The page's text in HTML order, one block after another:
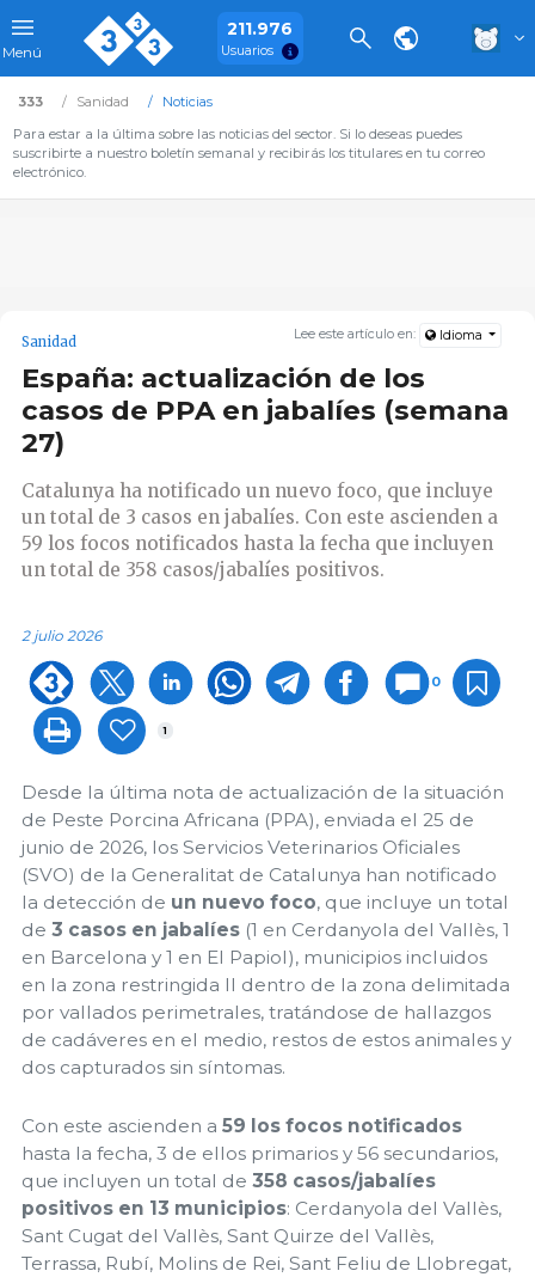
Menú
211.976
Usuarios
333 Sanidad
Noticias
Para estar a la última sobre las noticias del sector. Si lo deseas puedes
suscribirte a nuestro boletín semanal y recibirás los titulares en tu correo
electrónico.
Lee este artículo en: Idioma
Sanidad
España: actualización de los
casos de PPA en jabalíes (semana
27)
Catalunya ha notificado un nuevo foco, que incluye
un total de 3 casos en jabalíes. Con este ascienden a
59 los focos notificados hasta la fecha que incluyen
un total de 358 casos/jabalíes positivos.
2 julio 2026
0
1
Desde la última nota de actualización de la situación
de Peste Porcina Africana (PPA), enviada el 25 de
junio de 2026, los Servicios Veterinarios Oficiales
(SVO) de la Generalitat de Catalunya han notificado
la detección de un nuevo foco, que incluye un total
de 3 casos en jabalíes (1 en Cerdanyola del Vallès, 1
en Barcelona y 1 en El Papiol), municipios incluidos
en la zona restringida II dentro de la zona delimitada
por vallados perimetrales, tratándose de hallazgos
de cadáveres en el medio, restos de estos animales y
dos capturados sin síntomas.
Con este ascienden a 59 los focos notificados
hasta la fecha, 3 de ellos primarios y 56 secundarios,
que incluyen un total de 358 casos/jabalíes
positivos en 13 municipios: Cerdanyola del Vallès,
Sant Cugat del Vallès, Sant Quirze del Vallès,
Terrassa, Rubí, Molins de Rei, Sant Feliu de Llobregat,